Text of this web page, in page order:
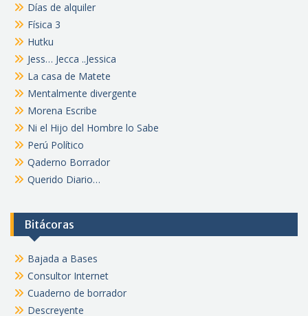
Días de alquiler
Física 3
Hutku
Jess… Jecca ..Jessica
La casa de Matete
Mentalmente divergente
Morena Escribe
Ni el Hijo del Hombre lo Sabe
Perú Político
Qaderno Borrador
Querido Diario…
Bitácoras
Bajada a Bases
Consultor Internet
Cuaderno de borrador
Descreyente